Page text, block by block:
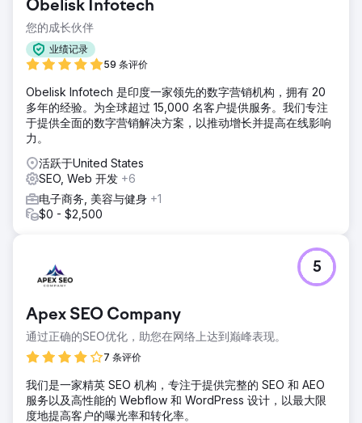
Obelisk Infotech
您的成长伙伴
业绩记录
59 条评价
Obelisk Infotech 是印度一家领先的数字营销机构，拥有 20
多年的经验。为全球超过 15,000 名客户提供服务。我们专注
于提供全面的数字营销解决方案，以推动增长并提高在线影响
力。
活跃于United States
SEO, Web 开发 +6
电子商务, 美容与健身 +1
$0 - $2,500
Apex SEO Company
通过正确的SEO优化，助您在网络上达到巅峰表现。
7 条评价
5
我们是一家精英 SEO 机构，专注于提供完整的 SEO 和 AEO
服务以及高性能的 Webflow 和 WordPress 设计，以最大限
度地提高客户的曝光率和转化率。